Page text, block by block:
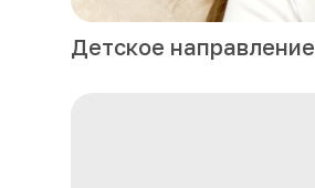
Детское направление